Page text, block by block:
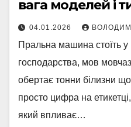
вага моделей і
04.01.2026
Пральна машина стоїть
господарства, мов
обертає тонни білизни
просто цифра на
який впливає…